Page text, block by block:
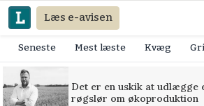
Læs e-avisen
Seneste Mest læste Kvæg
Det er en uskik at udlægge
røgslør om økoproduktion